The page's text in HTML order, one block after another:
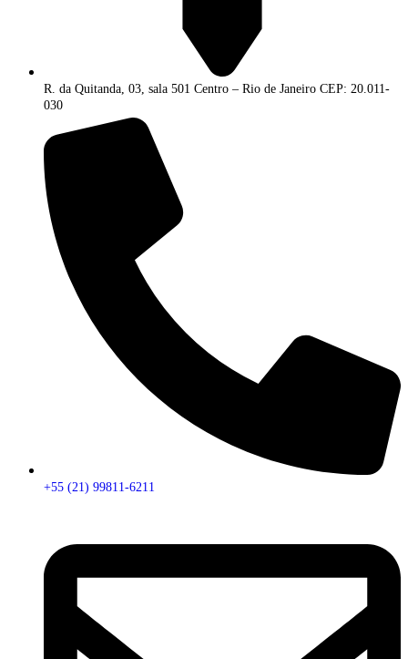
R. da Quitanda, 03, sala 501 Centro – Rio de Janeiro CEP: 20.011-
030
+55 (21) 99811-6211